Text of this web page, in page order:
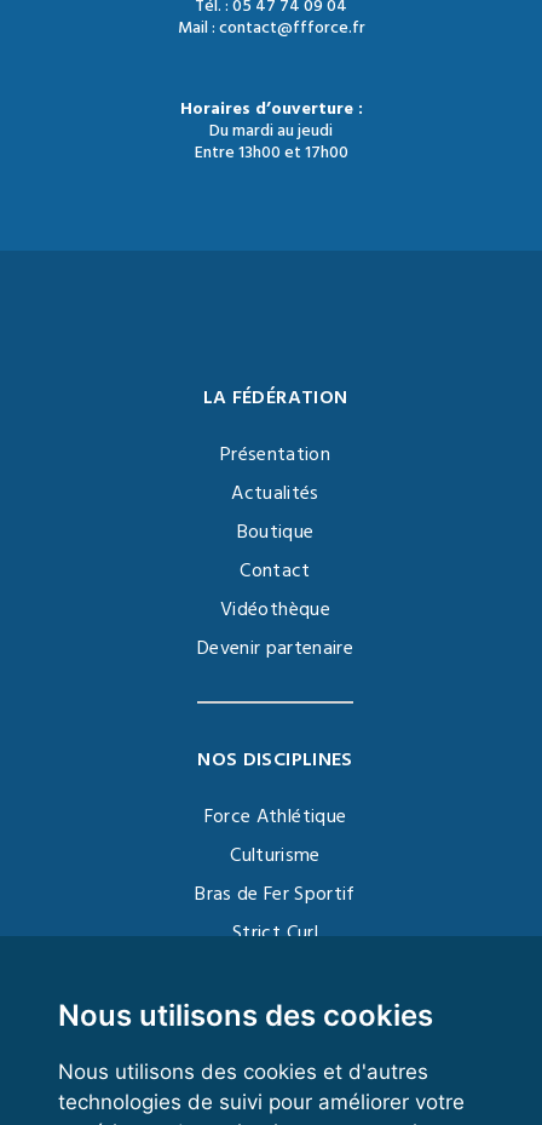
Nous utilisons des cookies
Nous utilisons des cookies et d'autres
technologies de suivi pour améliorer votre
Tél. : 05 47 74 09 04
Mail : contact@ffforce.fr
Horaires d’ouverture :
Du mardi au jeudi
Entre 13h00 et 17h00
LA FÉDÉRATION
Présentation
Actualités
Boutique
Contact
Vidéothèque
Devenir partenaire
NOS DISCIPLINES
Force Athlétique
Culturisme
Bras de Fer Sportif
Strict Curl
Kettlebell